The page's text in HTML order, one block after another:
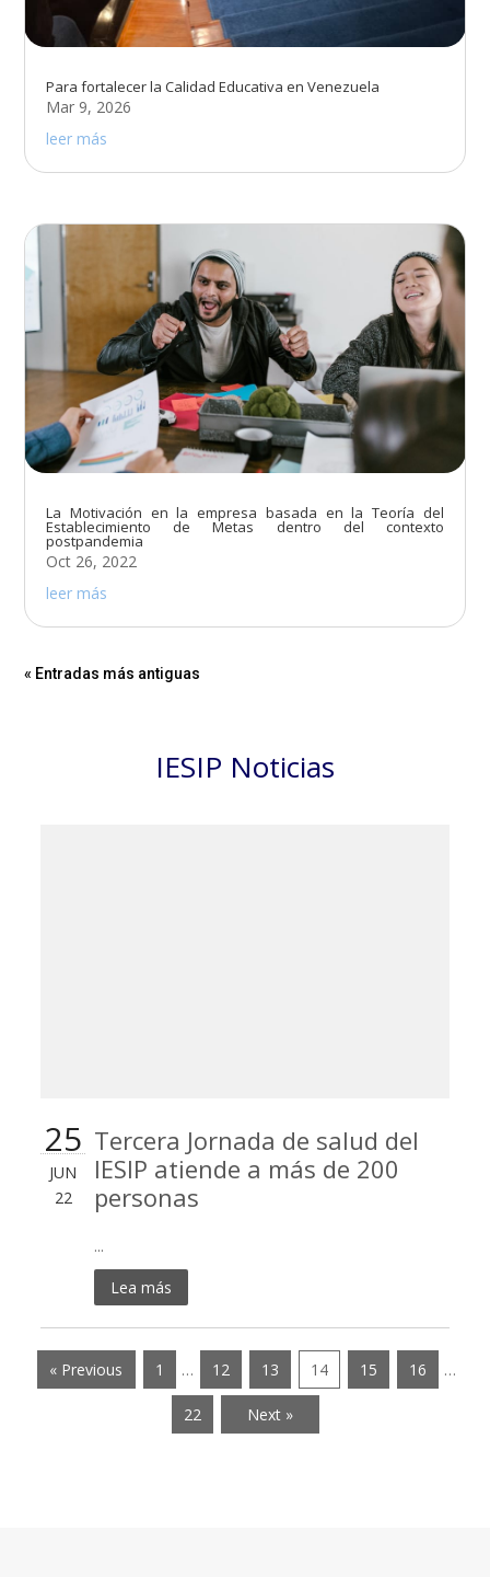
Para fortalecer la Calidad Educativa en Venezuela
Mar 9, 2026
leer más
La Motivación en la empresa basada en la Teoría del
Establecimiento de Metas dentro del contexto
postpandemia
Oct 26, 2022
leer más
« Entradas más antiguas
IESIP Noticias
25
JUN
22
Tercera Jornada de salud del
IESIP atiende a más de 200
personas
...
Lea más
« Previous 1 … 12 13 14 15 16 …
22 Next »